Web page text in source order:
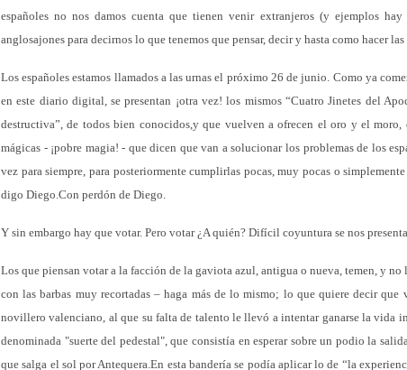
españoles no nos damos cuenta que tienen venir extranjeros (y ejemplos
anglosajones para decirnos lo que tenemos que pensar, decir y hasta como hacer
Los españoles estamos llamados a las urnas el próximo 26 de junio. Como ya
en este diario digital, se presentan ¡otra vez! los mismos “Cuatro Jinetes del
destructiva”, de todos bien conocidos,y que vuelven a ofrecen el oro y el
mágicas - ¡pobre magia! - que dicen que van a solucionar los problemas de los
vez para siempre, para posteriormente cumplirlas pocas, muy pocas o
digo Diego.Con perdón de Diego.
Y sin embargo hay que votar. Pero votar ¿A quién? Difícil coyuntura se nos
Los que piensan votar a la facción de la gaviota azul, antigua o nueva, temen, y no
con las barbas muy recortadas – haga más de lo mismo; lo que quiere decir que
novillero valenciano, al que su falta de talento le llevó a intentar ganarse la vida
denominada "suerte del pedestal", que consistía en esperar sobre un podio la
que salga el sol por Antequera.En esta bandería se podía aplicar lo de “la